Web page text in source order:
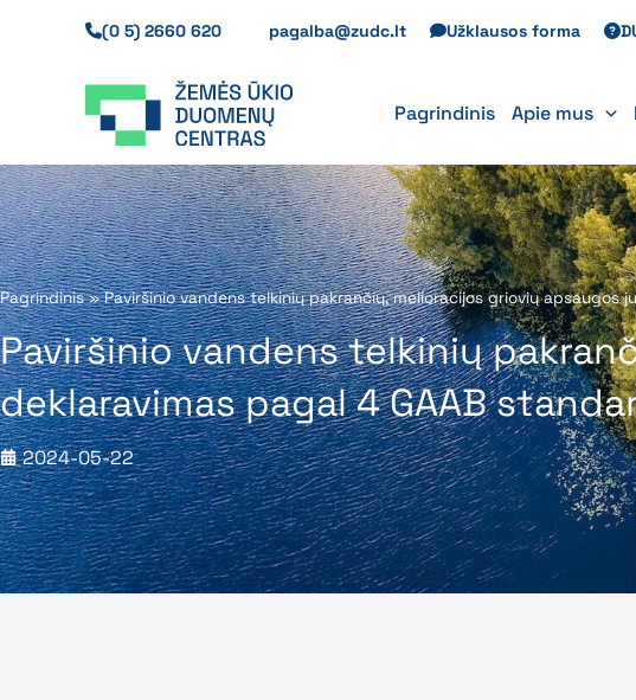
(0 5) 2660 620 pagalba@zudc.lt Užklausos forma
Pagrindinis Apie mus
Pagrindinis»Paviršinio vandens telkinių pakrančių, melioracijos griovių apsaugos
Paviršinio vandens telkinių
deklaravimas pagal 4 GAAB
2024-05-22